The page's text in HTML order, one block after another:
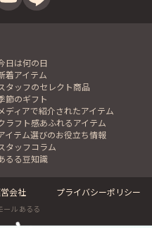
日は何の日
着アイテム
タッフのセレクト商品
節のギフト
メディアで紹介されたアイテム
ラフト感あふれるアイテム
イテム選びのお役立ち情報
タッフコラム
るる豆知識
会社 プライバシーポリシー
ル あるる